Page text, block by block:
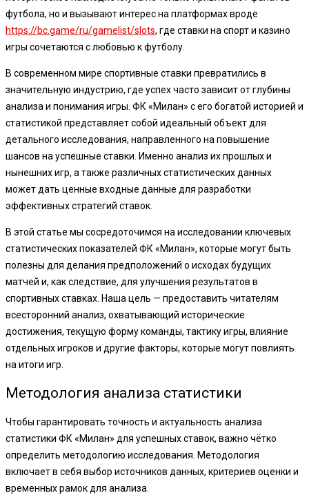
футбола, но и вызывают интерес на платформах вроде
https://bc.game/ru/gamelist/slots, где ставки на спорт и казино
игры сочетаются с любовью к футболу.
В современном мире спортивные ставки превратились в
значительную индустрию, где успех часто зависит от глубины
анализа и понимания игры. ФК «Милан» с его богатой историей и
статистикой представляет собой идеальный объект для
детального исследования, направленного на повышение
шансов на успешные ставки. Именно анализ их прошлых и
нынешних игр, а также различных статистических данных
может дать ценные входные данные для разработки
эффективных стратегий ставок.
В этой статье мы сосредоточимся на исследовании ключевых
статистических показателей ФК «Милан», которые могут быть
полезны для делания предположений о исходах будущих
матчей и, как следствие, для улучшения результатов в
спортивных ставках. Наша цель — предоставить читателям
всесторонний анализ, охватывающий исторические
достижения, текущую форму команды, тактику игры, влияние
отдельных игроков и другие факторы, которые могут повлиять
на итоги игр.
Методология анализа статистики
Чтобы гарантировать точность и актуальность анализа
статистики ФК «Милан» для успешных ставок, важно чётко
определить методологию исследования. Методология
включает в себя выбор источников данных, критериев оценки и
временных рамок для анализа.